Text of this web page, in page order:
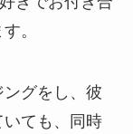
。
グをし、彼
いても、同時